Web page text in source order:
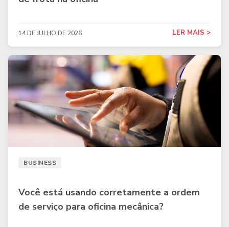
14 DE JULHO DE 2026 LER MAIS >
BUSINESS
Você está usando corretamente a ordem
de serviço para oficina mecânica?